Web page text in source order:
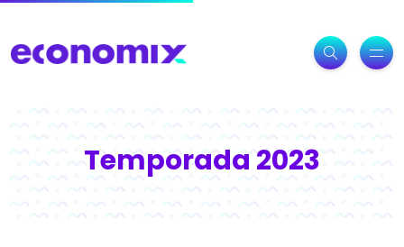
Temporada 2023